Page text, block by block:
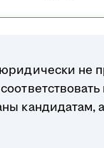
не
кандидатам,